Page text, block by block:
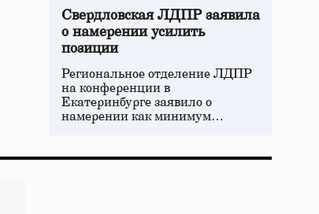
Свердловская ЛДПР заявила
о намерении усилить
позиции
Региональное отделение ЛДПР
на конференции в
Екатеринбурге заявило о
намерении как минимум…